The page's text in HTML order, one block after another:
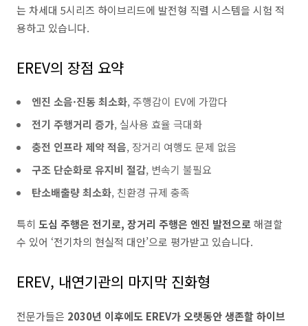
는 차세대 5시리즈 하이브리드에 발전형 직렬 시스템을 시험 적
용하고 있습니다.
EREV의 장점 요약
엔진 소음·진동 최소화, 주행감이 EV에 가깝다
전기 주행거리 증가, 실사용 효율 극대화
충전 인프라 제약 적음, 장거리 여행도 문제 없음
구조 단순화로 유지비 절감, 변속기 불필요
탄소배출량 최소화, 친환경 규제 충족
특히 도심 주행은 전기로, 장거리 주행은 엔진 발전으로해결할
수 있어 ‘전기차의 현실적 대안’으로 평가받고 있습니다.
EREV, 내연기관의 마지막 진화형
전문가들은 2030년 이후에도 EREV가 오랫동안 생존할 하이브